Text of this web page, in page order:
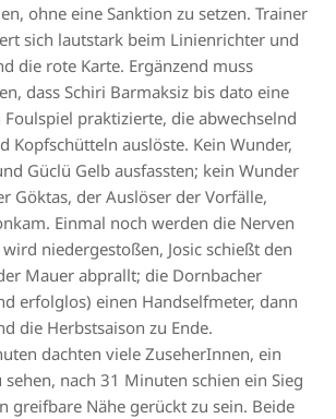
ohne eine Sanktion zu setzen. Trainer
sich lautstark beim Linienrichter und
die rote Karte. Ergänzend muss
dass Schiri Barmaksiz bis dato eine
praktizierte, die abwechselnd
Kopfschütteln auslöste. Kein Wunder,
Güclü Gelb ausfassten; kein Wunder
Göktas, der Auslöser der Vorfälle,
Einmal noch werden die Nerven
niedergestoßen, Josic schießt den
Mauer abprallt; die Dornbacher
erfolglos) einen Handselfmeter, dann
die Herbstsaison zu Ende.
dachten viele ZuseherInnen, ein
nach 31 Minuten schien ein Sieg
greifbare Nähe gerückt zu sein. Beide